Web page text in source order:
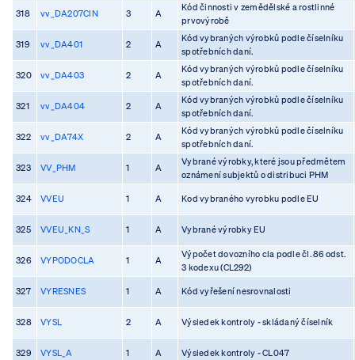
318 vv_DA207CIN 3 A
Kód činnosti v zemědělské a rostlinné
prvovýrobě
319 vv_DA401 2 A
Kód vybraných výrobků podle číselníku
spotřebních daní.
320 vv_DA403 2 A
Kód vybraných výrobků podle číselníku
spotřebních daní.
321 vv_DA404 2 A
Kód vybraných výrobků podle číselníku
spotřebních daní.
322 vv_DA74X 2 A
Kód vybraných výrobků podle číselníku
spotřebních daní.
323 VV_PHM 1 A
Vybrané výrobky, které jsou předmětem
oznámení subjektů o distribuci PHM
324 VVEU 1 A Kod vybraného vyrobku podle EU
325 VVEU_KN_S 1 A Vybrané výrobky EU
326 VYPODOCLA 1 A
Výpočet dovozního cla podle čl. 86 odst.
3 kodexu (CL292)
327 VYRESNES 1 A Kód vyřešení nesrovnalosti
328 VYSL 2 A Výsledek kontroly - skládaný číselník
329 VYSL_A 1 A Výsledek kontroly - CL047